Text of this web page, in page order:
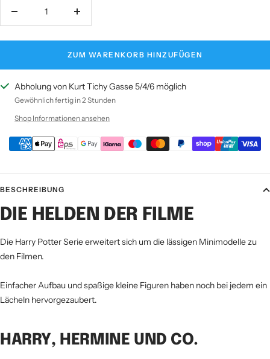
Menge
ZUM WARENKORB HINZUFÜGEN
Abholung von Kurt Tichy Gasse 5/4/6 möglich
Gewöhnlich fertig in 2 Stunden
Shop Informationen ansehen
BESCHREIBUNG
DIE HELDEN DER FILME
Die Harry Potter Serie erweitert sich um die lässigen Minimodelle zu
den Filmen.
Einfacher Aufbau und spaßige kleine Figuren haben noch bei jedem ein
Lächeln hervorgezaubert.
HARRY, HERMINE UND CO.